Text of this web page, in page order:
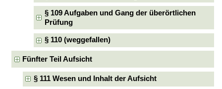
§ 109 Aufgaben und Gang der überörtlichen
Prüfung
§ 110 (weggefallen)
Fünfter Teil Aufsicht
§ 111 Wesen und Inhalt der Aufsicht